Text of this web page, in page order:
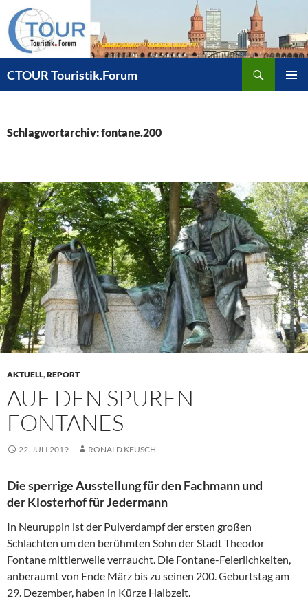
Zum
Inhalt
springen
CTOUR Touristik.Forum
Schlagwortarchiv: fontane.200
AKTUELL,REPORT
AUF DEN SPUREN
FONTANES
22. JULI 2019 RONALD KEUSCH
Die sperrige Ausstellung für den Fachmann und
der Klosterhof für Jedermann
In Neuruppin ist der Pulverdampf der ersten großen
Schlachten um den berühmten Sohn der Stadt Theodor
Fontane mittlerweile verraucht. Die Fontane-Feierlichkeiten,
anberaumt von Ende März bis zu seinen 200. Geburtstag am
29. Dezember, haben in Kürze Halbzeit.